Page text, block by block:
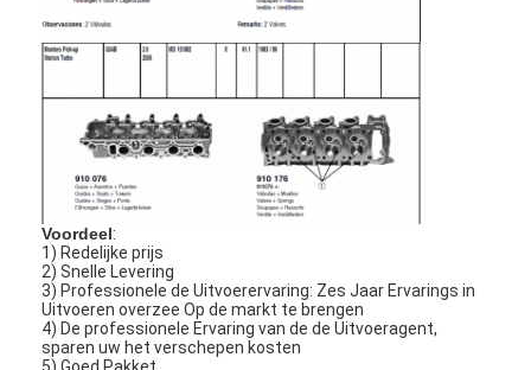
Voordeel:
1) Redelijke prijs
2) Snelle Levering
3) Professionele de Uitvoerervaring: Zes Jaar Ervarings in
Uitvoeren overzee Op de markt te brengen
4) De professionele Ervaring van de de Uitvoeragent,
sparen uw het verschepen kosten
5) Goed Pakket